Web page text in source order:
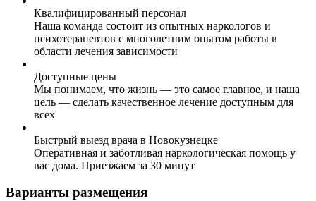
Квалифицированный персонал
Наша команда состоит из опытных наркологов и
психотерапевтов с многолетним опытом работы в
области лечения зависимости
Доступные цены
Мы понимаем, что жизнь — это самое главное, и наша
цель — сделать качественное лечение доступным для
всех
Быстрый выезд врача в Новокузнецке
Оперативная и заботливая наркологическая помощь у
вас дома. Приезжаем за 30 минут
Варианты размещения